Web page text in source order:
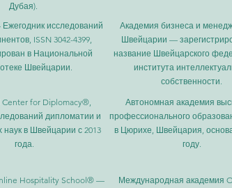
Дубая).
исследований
ISSN 3042-4399,
в Национальной
Швейцарии.
Академия бизнеса и
Швейцарии —
название Швейцарского
института
собственности.
Center for Diplomacy®,
дипломатии и
наук в Швейцарии с 2013
года.
Автономная академия
профессионального
в Цюрихе, Швейцария,
году.
Hospitality School® —
Международная академия